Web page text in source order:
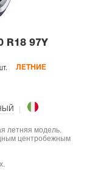
R18 97Y
ЛЕТНИЕ
летняя модель.
центробежным